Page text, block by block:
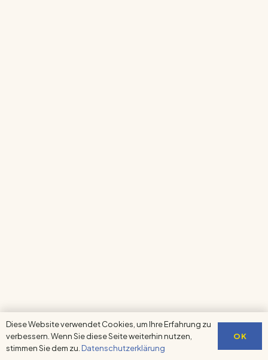
Diese Website verwendet Cookies, um Ihre Erfahrung zu
verbessern. Wenn Sie diese Seite weiterhin nutzen,
stimmen Sie dem zu. Datenschutzerklärung
OK